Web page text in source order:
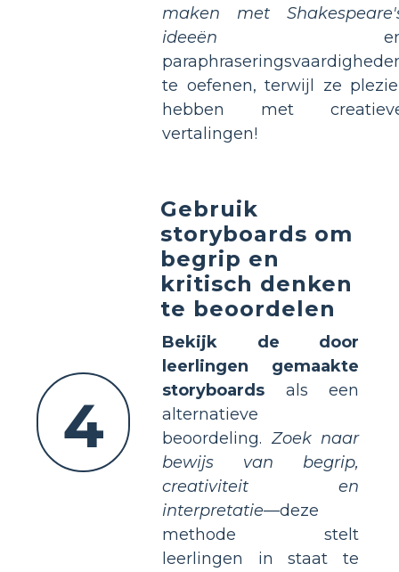
maken met
ideeën
te oefenen, terwijl ze
hebben met
vertalingen!
4
Gebruik
storyboards om
begrip en
kritisch denken
te beoordelen
Bekijk de door
leerlingen gemaakte
storyboards als een
alternatieve
beoordeling. Zoek naar
bewijs van begrip,
creativiteit en
interpretatie—deze
methode stelt
leerlingen in staat te